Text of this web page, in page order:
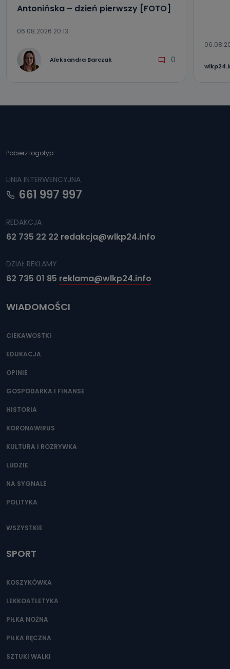
Antonińska – dzień pierwszy [FOTO]
06.08.2026 20:13
Aleksandra Barczak 0
Pobierz logotyp
LINIA INTERWENCYJNA
661 997 997
REDAKCJA
62 735 22 22 redakcja@wlkp24.info
DZIAŁ REKLAMY
62 735 01 85 reklama@wlkp24.info
WIADOMOŚCI
CIEKAWOSTKI
EDUKACJA
OPINIE
GOSPODARKA I FINANSE
HISTORIA
KORONAWIRUS
KULTURA I ROZRYWKA
LUDZIE
NA SYGNALE
POLITYKA
WSZYSTKIE
SPORT
KOSZYKÓWKA
LEKKOATLETYKA
PIŁKA NOŻNA
PIŁKA RĘCZNA
SZTUKI WALKI